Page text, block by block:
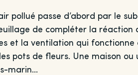
pollué passe d’abord par le
de compléter la réaction
et la ventilation qui
pots de fleurs. Une maison ou
marin…